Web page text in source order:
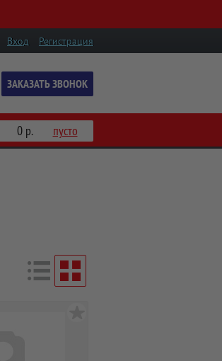
Вход Регистрация
ЗАКАЗАТЬ ЗВОНОК
0 р. пусто